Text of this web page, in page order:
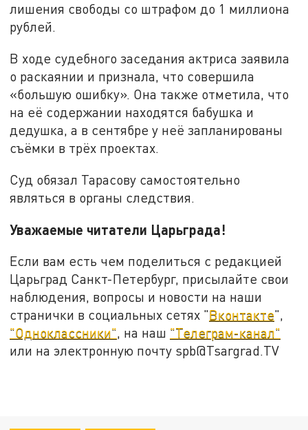
лишения свободы со штрафом до 1 миллиона
рублей.
В ходе судебного заседания актриса заявила
о раскаянии и признала, что совершила
«большую ошибку». Она также отметила, что
на её содержании находятся бабушка и
дедушка, а в сентябре у неё запланированы
съёмки в трёх проектах.
Суд обязал Тарасову самостоятельно
являться в органы следствия.
Уважаемые читатели Царьграда!
Если вам есть чем поделиться с редакцией
Царьград Санкт-Петербург, присылайте свои
наблюдения, вопросы и новости на наши
странички в социальных сетях "Вконтакте",
"Одноклассники", на наш "Телеграм-канал"
или на электронную почту spb@Tsargrad.TV